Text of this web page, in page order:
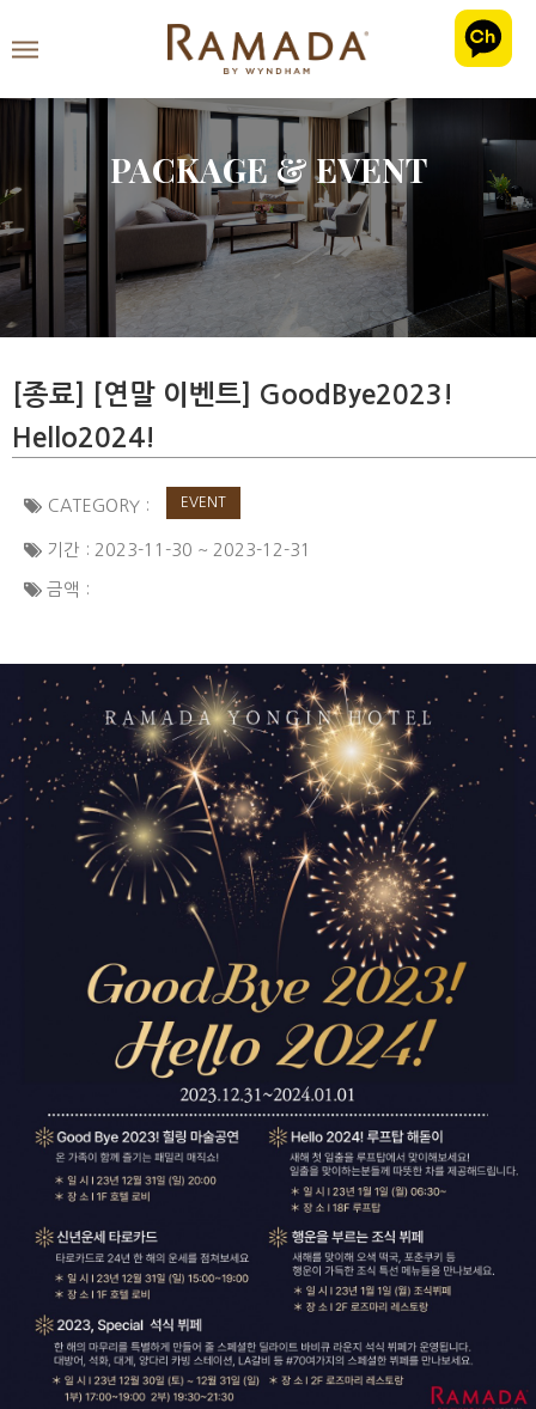
PACKAGE & EVENT
[종료] [연말 이벤트] GoodBye2023!
Hello2024!
CATEGORY : EVENT
기간 : 2023-11-30 ~ 2023-12-31
금액 :